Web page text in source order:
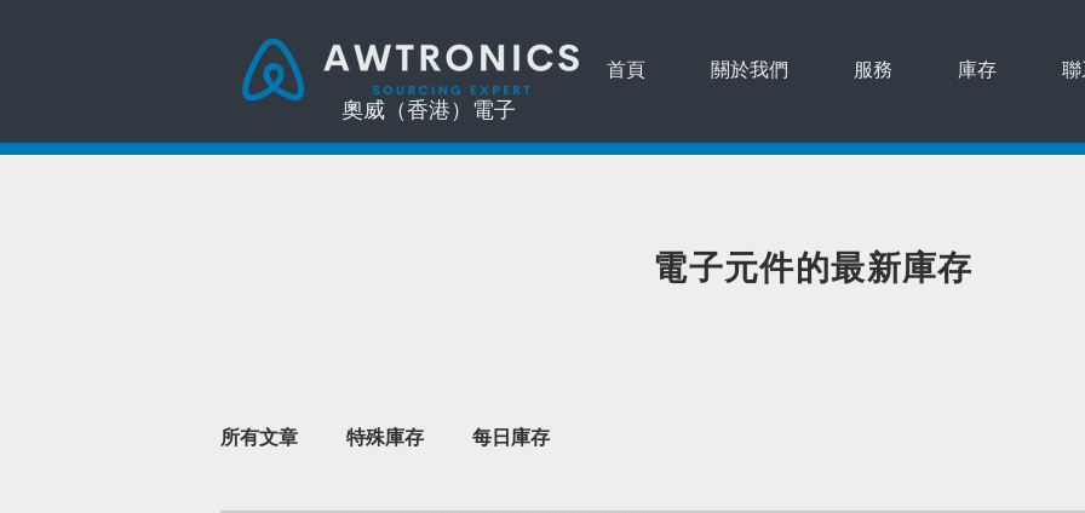
奧威（香港）電子
首頁 關於我們 服務 庫存
​電子元件的最新庫存
所有文章 特殊庫存 每日庫存